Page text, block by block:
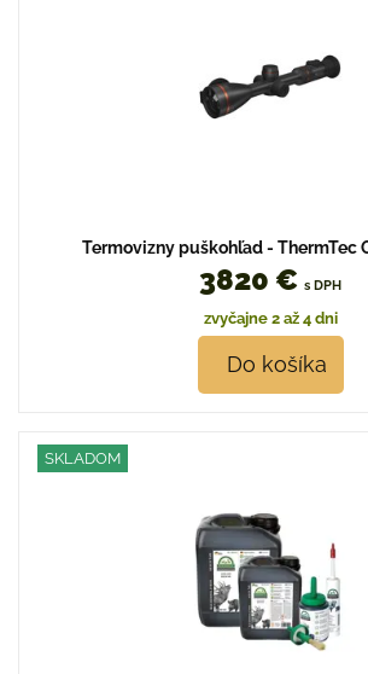
Termovizny puškohľad - ThermTec
3820 € s DPH
zvyčajne 2 až 4 dni
Do košíka
SKLADOM